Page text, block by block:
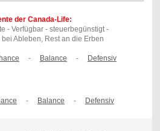
der Canada-Life:
- Verfügbar - steuerbegünstigt -
Ableben, Rest an die Erben
- Balance - Defensiv
- Balance - Defensiv